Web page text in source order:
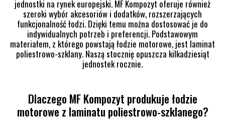
jednostki na rynek europejski. MF Kompozyt oferuje również
szeroki wybór akcesoriów i dodatków, rozszerzających
funkcjonalność łodzi. Dzięki temu można dostosować je do
indywidualnych potrzeb i preferencji. Podstawowym
materiałem, z którego powstają łodzie motorowe, jest laminat
poliestrowo-szklany. Naszą stocznię opuszcza kilkadziesiąt
jednostek rocznie.
Dlaczego MF Kompozyt produkuje łodzie
motorowe z laminatu poliestrowo-szklanego?